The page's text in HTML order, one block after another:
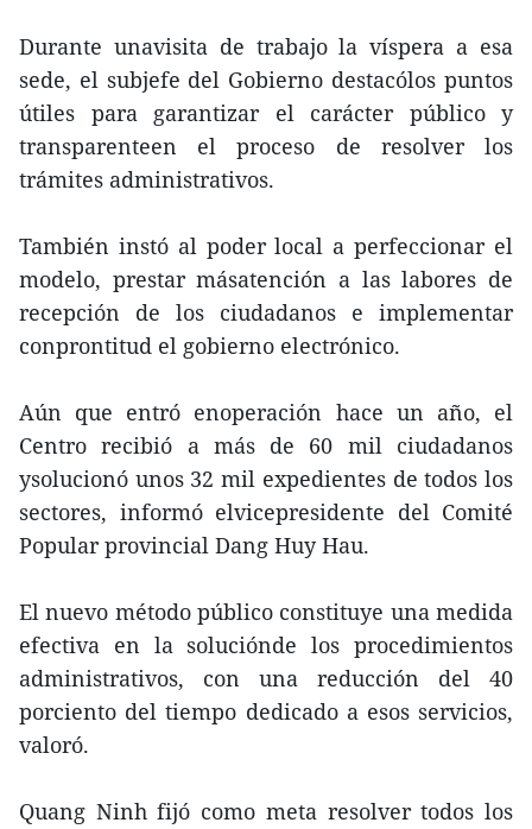
Durante unavisita de trabajo la víspera a esa
sede, el subjefe del Gobierno destacólos puntos
útiles para garantizar el carácter público y
transparenteen el proceso de resolver los
trámites administrativos.
También instó al poder local a perfeccionar el
modelo, prestar másatención a las labores de
recepción de los ciudadanos e implementar
conprontitud el gobierno electrónico.
Aún que entró enoperación hace un año, el
Centro recibió a más de 60 mil ciudadanos
ysolucionó unos 32 mil expedientes de todos los
sectores, informó elvicepresidente del Comité
Popular provincial Dang Huy Hau.
El nuevo método público constituye una medida
efectiva en la soluciónde los procedimientos
administrativos, con una reducción del 40
porciento del tiempo dedicado a esos servicios,
valoró.
Quang Ninh fijó como meta resolver todos los